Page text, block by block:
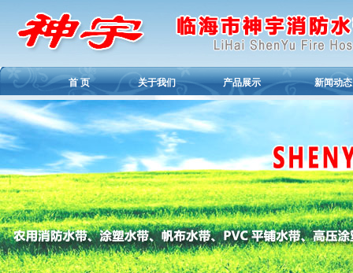
首 页 关于我们 产品展示 新闻动态